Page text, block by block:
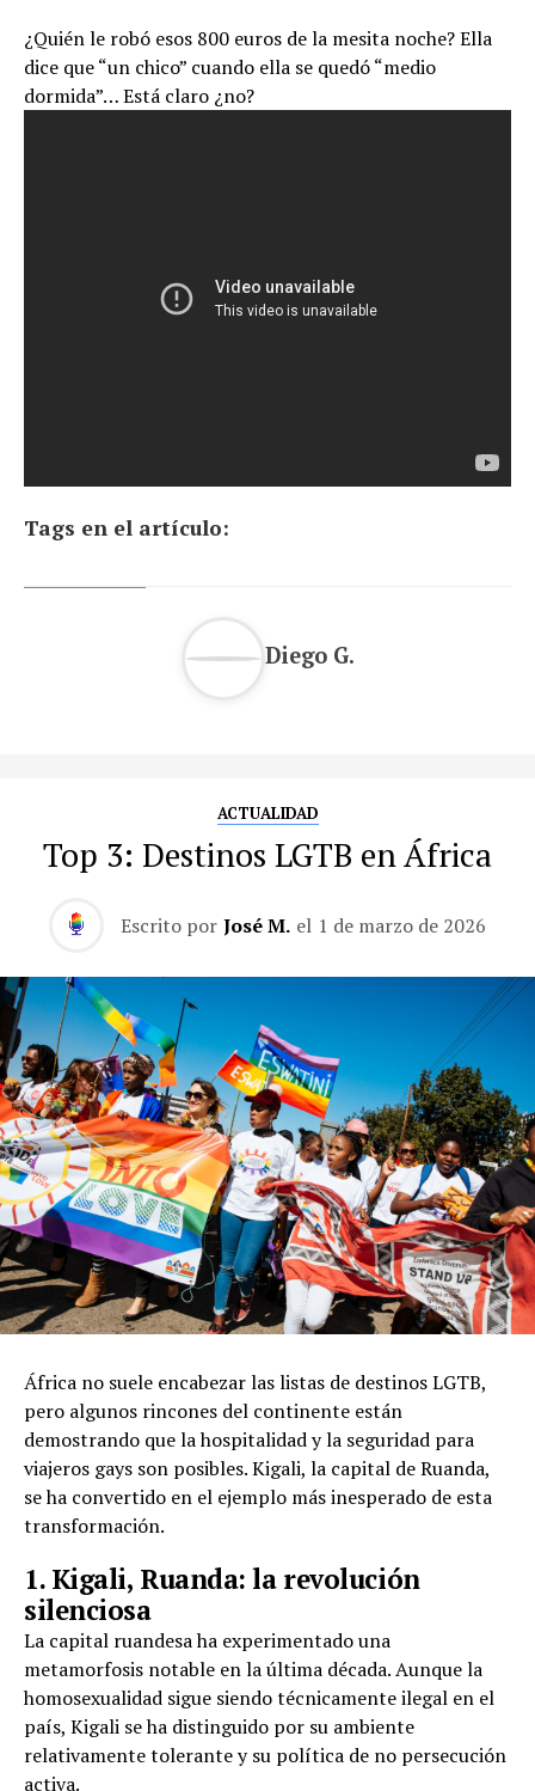
¿Quién le robó esos 800 euros de la mesita noche? Ella
dice que “un chico” cuando ella se quedó “medio
dormida”… Está claro ¿no?
Tags en el artículo:
Diego G.
ACTUALIDAD
Top 3: Destinos LGTB en África
Escrito por José M. el 1 de marzo de 2026
África no suele encabezar las listas de destinos LGTB,
pero algunos rincones del continente están
demostrando que la hospitalidad y la seguridad para
viajeros gays son posibles. Kigali, la capital de Ruanda,
se ha convertido en el ejemplo más inesperado de esta
transformación.
1. Kigali, Ruanda: la revolución
silenciosa
La capital ruandesa ha experimentado una
metamorfosis notable en la última década. Aunque la
homosexualidad sigue siendo técnicamente ilegal en el
país, Kigali se ha distinguido por su ambiente
relativamente tolerante y su política de no persecución
activa.